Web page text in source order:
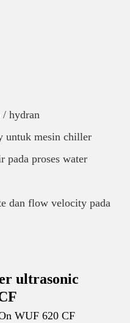
/ hydran
untuk mesin chiller
pada proses water
dan flow velocity pada
ultrasonic
WUF 620 CF